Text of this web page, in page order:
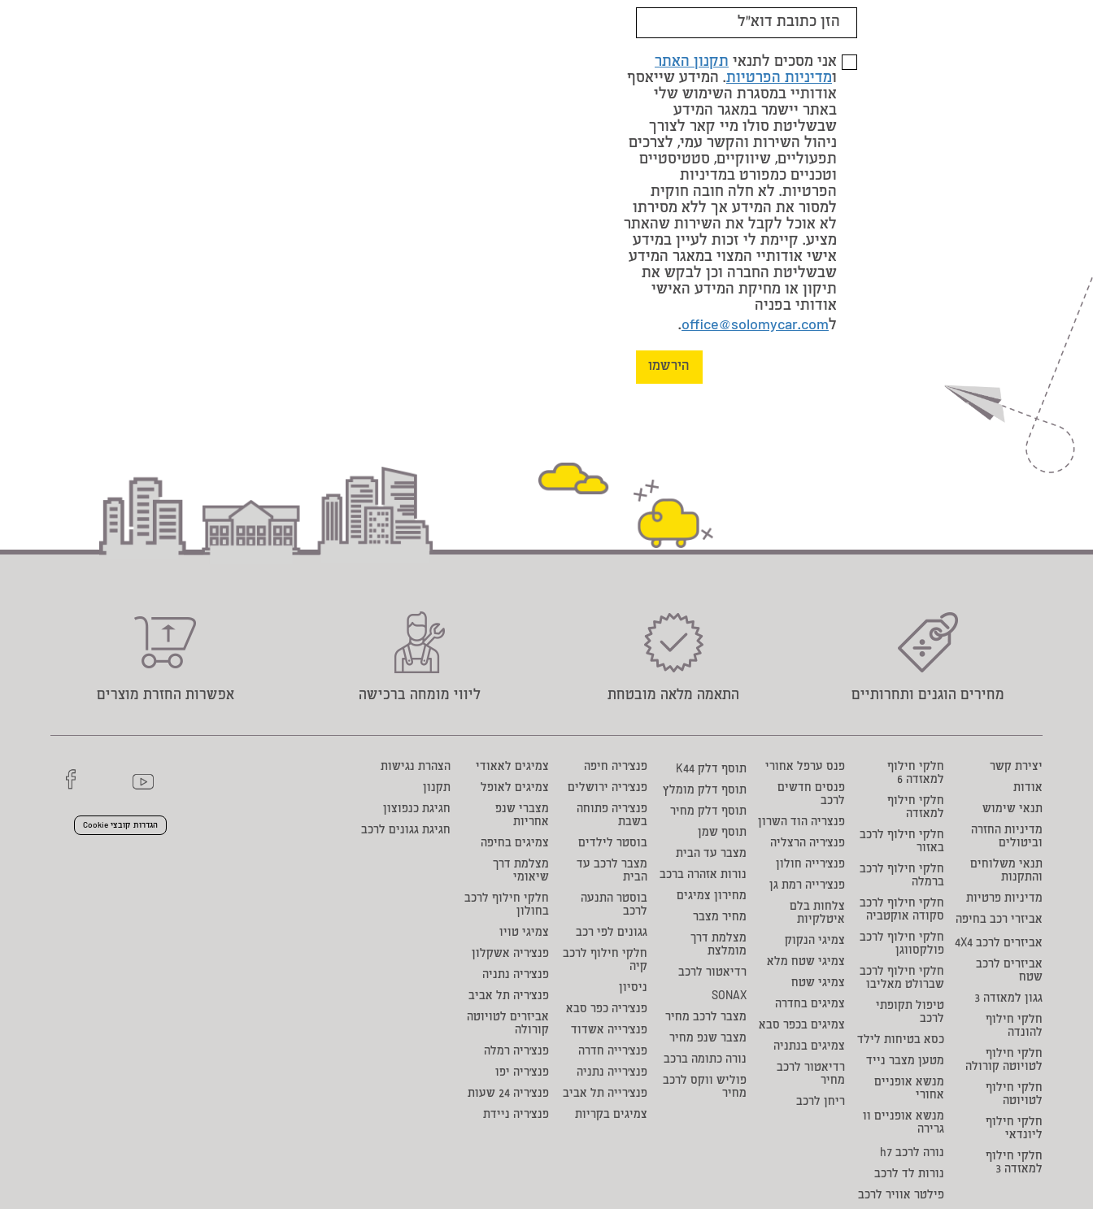
אני מסכים לתנאי תקנון האתר
ומדיניות הפרטיות. המידע שייאסף
אודותיי במסגרת השימוש שלי
באתר יישמר במאגר המידע
שבשליטת סולו מיי קאר לצורך
ניהול השירות והקשר עמי, לצרכים
תפעוליים, שיווקיים, סטטיסטיים
וטכניים כמפורט במדיניות
הפרטיות. לא חלה חובה חוקית
למסור את המידע אך ללא מסירתו
לא אוכל לקבל את השירות שהאתר
מציע. קיימת לי זכות לעיין במידע
אישי אודותיי המצוי במאגר המידע
שבשליטת החברה וכן לבקש את
תיקון או מחיקת המידע האישי
אודותי בפניה
לoffice@solomycar.com
.
הירשמו
מחירים הוגנים ותחרותיים התאמה מלאה מובטחת ליווי מומחה ברכישה אפשרות החזרת מוצרים
יצירת קשר
אודות
תנאי שימוש
מדיניות החזרה
וביטולים
תנאי משלוחים
והתקנות
מדיניות פרטיות
אביזרי רכב בחיפה
אביזרים לרכב 4X4
אביזרים לרכב
שטח
גגון למאזדה 3
חלקי חילוף
להונדה
חלקי חילוף
לטויוטה קורולה
חלקי חילוף
לטויוטה
חלקי חילוף
ליונדאי
חלקי חילוף
למאזדה 3
חלקי חילוף
למאזדה 6
חלקי חילוף
למאזדה
חלקי חילוף לרכב
באזור
חלקי חילוף לרכב
ברמלה
חלקי חילוף לרכב
סקודה אוקטביה
חלקי חילוף לרכב
פולקסווגן
חלקי חילוף לרכב
שברולט מאליבו
טיפול תקופתי
לרכב
כסא בטיחות לילד
מטען מצבר נייד
מנשא אופניים
אחורי
מנשא אופניים וו
גרירה
נורה לרכב h7
נורות לד לרכב
פילטר אוויר לרכב
פנס ערפל אחורי
פנסים חדשים
לרכב
פנצריה הוד השרון
פנצ'ריה הרצליה
פנצ'רייה חולון
פנצ'רייה רמת גן
צלחות בלם
איטלקיות
צמיגי הנקוק
צמיגי שטח מלא
צמיגי שטח
צמיגים בחדרה
צמיגים בכפר סבא
צמיגים בנתניה
רדיאטור לרכב
מחיר
ריחן לרכב
תוסף דלק K44
תוסף דלק מומלץ
תוסף דלק מחיר
תוסף שמן
מצבר עד הבית
נורות אזהרה ברכב
מחירון צמיגים
מחיר מצבר
מצלמת דרך
מומלצת
רדיאטור לרכב
SONAX
מצבר לרכב מחיר
מצבר שנפ מחיר
נורה כתומה ברכב
פוליש ווקס לרכב
מחיר
פנצ'ריה חיפה
פנצ'ריה ירושלים
פנצ'ריה פתוחה
בשבת
בוסטר לילדים
מצבר לרכב עד
הבית
בוסטר התנעה
לרכב
גגונים לפי רכב
חלקי חילוף לרכב
קיה
ניסיון
פנצ'ריה כפר סבא
פנצ'רייה אשדוד
פנצ'רייה חדרה
פנצ'רייה נתניה
פנצ'רייה תל אביב
צמיגים בקריות
צמיגים לאאודי
צמיגים לאופל
מצברי שנפ
אחריות
צמיגים בחיפה
מצלמת דרך
שיאומי
חלקי חילוף לרכב
בחולון
צמיגי טויו
פנצ'ריה אשקלון
פנצ'ריה נתניה
פנצ'ריה תל אביב
אביזרים לטויוטה
קורולה
פנצ'ריה רמלה
פנצ'ריה יפו
פנצ'ריה 24 שעות
פנצ'ריה ניידת
הצהרת נגישות
תקנון
חגיגת כנפוצון
חגיגת גגונים לרכב
הגדרות קובצי Cookie